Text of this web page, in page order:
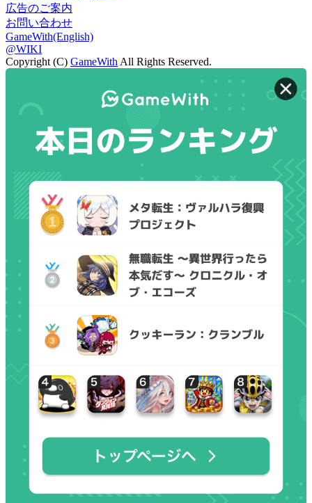
広告のご案内
お問い合わせ
GameWith(English)
@WIKI
Copyright (C) GameWith All Rights Reserved.